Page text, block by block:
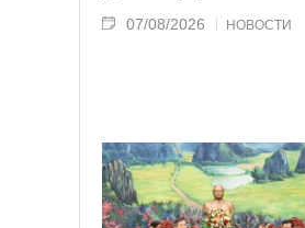
07/08/2026 НОВОСТИ